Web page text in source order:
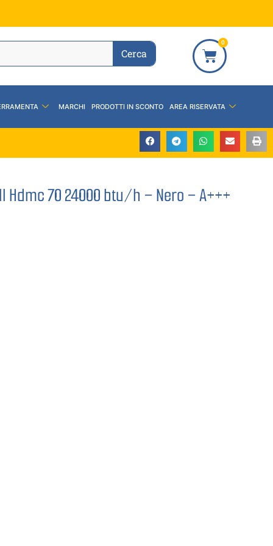
Cerca
0
MARCHI PRODOTTI IN SCONTO AREA RISERVATA
Hdmc 70 24000 btu/h – Nero – A+++